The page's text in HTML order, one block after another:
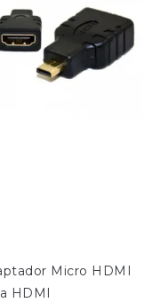
Micro HDMI
HDMI